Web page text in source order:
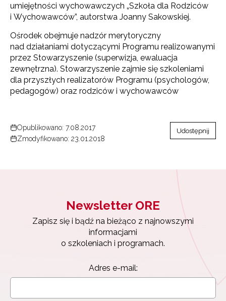
umiejętności wychowawczych „Szkoła dla Rodziców
i Wychowawców”, autorstwa Joanny Sakowskiej.
Ośrodek obejmuje nadzór merytoryczny
nad działaniami dotyczącymi Programu realizowanymi
przez Stowarzyszenie (superwizja, ewaluacja
zewnętrzna). Stowarzyszenie zajmie się szkoleniami
dla przyszłych realizatorów Programu (psychologów,
pedagogów) oraz rodziców i wychowawców
Opublikowano: 7.08.2017
Zmodyfikowano: 23.01.2018
Udostępnij
Newsletter ORE
Zapisz się i bądź na bieżąco z najnowszymi
informacjami
o szkoleniach i programach.
Adres e-mail: